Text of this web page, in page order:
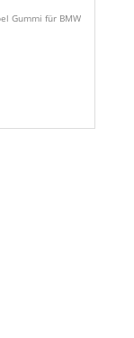
Gummi für BMW